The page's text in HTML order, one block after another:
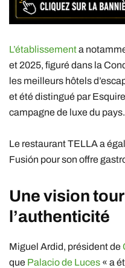
L’établissementa
et 2025, figuré dans la
les meilleurs hôtels
et été distingué par
campagne de luxe du pays.
Le restaurant TELLA a
Fusión pour son offre
Une vision
l’authenticité
Miguel Ardid, président de
que Palacio de Luces « a